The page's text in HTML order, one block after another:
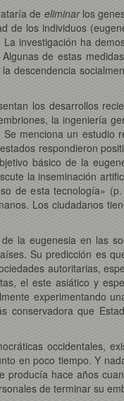
de eliminarlos
los individuos
investigación ha
de estas
descendencia
los desarrollos
la ingeniería
menciona un
respondieron
básico de la
la inseminación
de esta tecnología»
Los ciudadanos
la eugenesia en las
Su predicción es
autoritarias,
el este asiático y
experimentando
que
occidentales,
en poco tiempo. Y
hace años
de terminar su